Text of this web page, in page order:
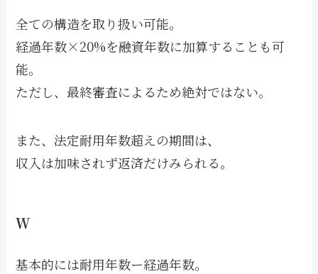
全ての構造を取り扱い可能。
経過年数×20%を融資年数に加算することも可
能。
ただし、最終審査によるため絶対ではない。
また、法定耐用年数超えの期間は、
収入は加味されず返済だけみられる。
W
基本的には耐用年数ー経過年数。